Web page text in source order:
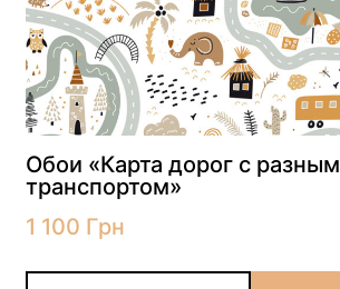
Обои «Карта дорог с разным
транспортом»
1 100 Грн